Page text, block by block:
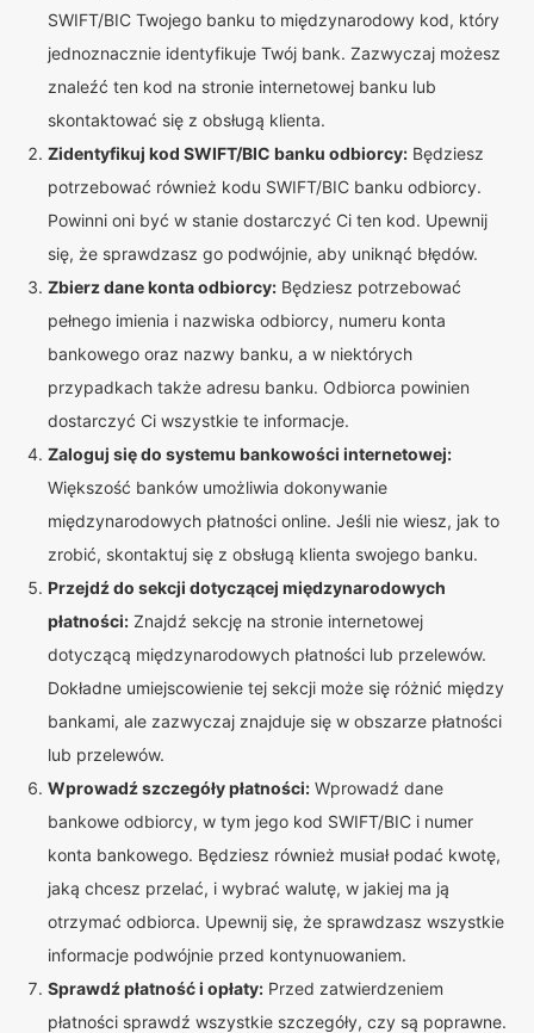
SWIFT/BIC Twojego banku to międzynarodowy kod, który
jednoznacznie identyfikuje Twój bank. Zazwyczaj możesz
znaleźć ten kod na stronie internetowej banku lub
skontaktować się z obsługą klienta.
Zidentyfikuj kod SWIFT/BIC banku odbiorcy: Będziesz
potrzebować również kodu SWIFT/BIC banku odbiorcy.
Powinni oni być w stanie dostarczyć Ci ten kod. Upewnij
się, że sprawdzasz go podwójnie, aby uniknąć błędów.
Zbierz dane konta odbiorcy: Będziesz potrzebować
pełnego imienia i nazwiska odbiorcy, numeru konta
bankowego oraz nazwy banku, a w niektórych
przypadkach także adresu banku. Odbiorca powinien
dostarczyć Ci wszystkie te informacje.
Zaloguj się do systemu bankowości internetowej:
Większość banków umożliwia dokonywanie
międzynarodowych płatności online. Jeśli nie wiesz, jak to
zrobić, skontaktuj się z obsługą klienta swojego banku.
Przejdź do sekcji dotyczącej międzynarodowych
płatności: Znajdź sekcję na stronie internetowej
dotyczącą międzynarodowych płatności lub przelewów.
Dokładne umiejscowienie tej sekcji może się różnić między
bankami, ale zazwyczaj znajduje się w obszarze płatności
lub przelewów.
Wprowadź szczegóły płatności: Wprowadź dane
bankowe odbiorcy, w tym jego kod SWIFT/BIC i numer
konta bankowego. Będziesz również musiał podać kwotę,
jaką chcesz przelać, i wybrać walutę, w jakiej ma ją
otrzymać odbiorca. Upewnij się, że sprawdzasz wszystkie
informacje podwójnie przed kontynuowaniem.
Sprawdź płatność i opłaty: Przed zatwierdzeniem
płatności sprawdź wszystkie szczegóły, czy są poprawne.